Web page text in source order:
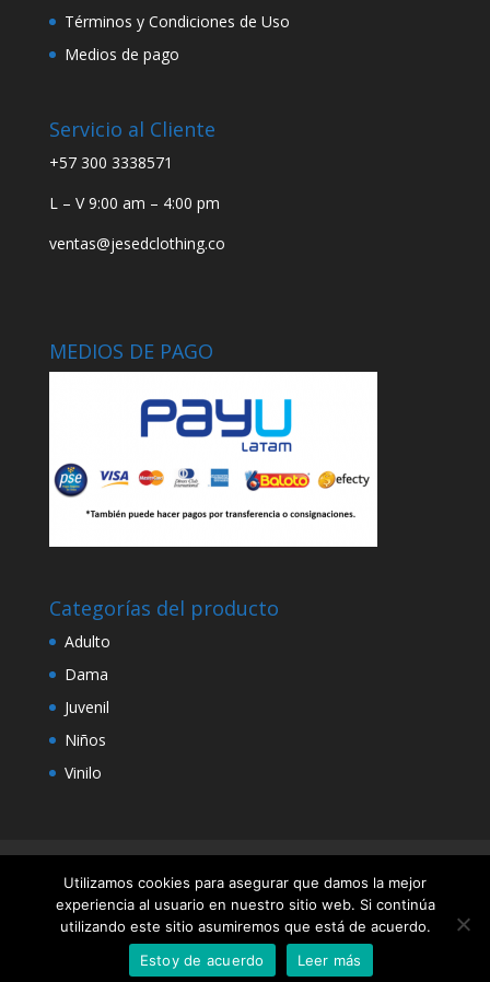
Términos y Condiciones de Uso
Medios de pago
Servicio al Cliente
+57 300 3338571
L – V 9:00 am – 4:00 pm
ventas@jesedclothing.co
MEDIOS DE PAGO
Categorías del producto
Adulto
Dama
Juvenil
Niños
Vinilo
Diseño y Desarrollo Rehobot
Utilizamos cookies para asegurar que damos la mejor
experiencia al usuario en nuestro sitio web. Si continúa
utilizando este sitio asumiremos que está de acuerdo.
Estoy de acuerdo
Leer más